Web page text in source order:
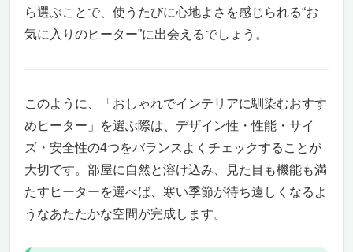
安全性と使いやすさにも配慮した設計
電気代と運用コストの目安
木目デザインがインテリアに映える「アイリス
オーヤマ オイルヒーター POH-S1208M-ML」
部屋の空気を汚さず、やさしいぬくもりを届
コンパクトでもパワフル、8畳までしっかり
暖める
使い勝手と安全性を両立したマイコン式操作
ら選ぶことで、使うたびに心地よさを感じられる“お
気に入りのヒーター”に出会えるでしょう。
このように、「おしゃれでインテリアに馴染むおすす
めヒーター」を選ぶ際は、デザイン性・性能・サイ
ズ・安全性の4つをバランスよくチェックすることが
大切です。部屋に自然と溶け込み、見た目も機能も満
たすヒーターを選べば、寒い季節が待ち遠しくなるよ
うなあたたかな空間が完成します。